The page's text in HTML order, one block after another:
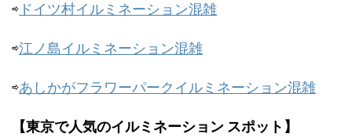
⇨ ドイツ村イルミネーション混雑
⇨江ノ島イルミネーション混雑
⇨あしかがフラワーパークイルミネーション混雑
【東京で人気のイルミネーション スポット】